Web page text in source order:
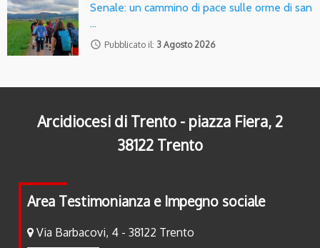
Senale: un cammino di pace sulle orme di san
…
access_time Pubblicato il: 3 Agosto 2026
Arcidiocesi di Trento - piazza Fiera, 2
38122 Trento
Area Testimonianza e Impegno sociale
Via Barbacovi, 4 - 38122 Trento